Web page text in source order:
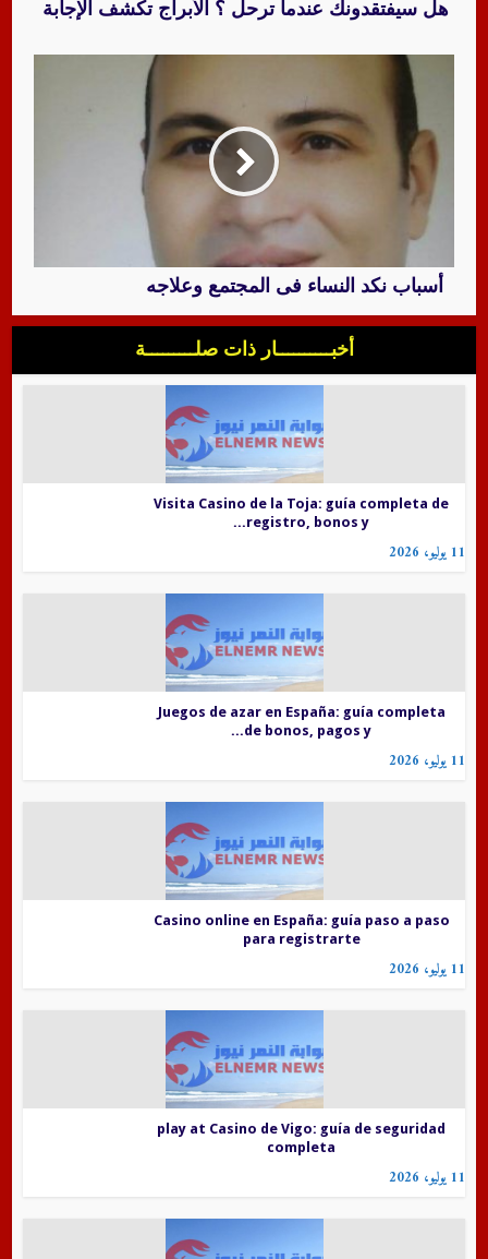
هل سيفتقدونك عندما ترحل ؟ الأبراج تكشف الإجابة
أسباب نكد النساء فى المجتمع وعلاجه
أخبــــــــــار ذات صلـــــــــة
Visita Casino de la Toja: guía completa de
registro, bonos y...
11 يوليو، 2026
Juegos de azar en España: guía completa
de bonos, pagos y...
11 يوليو، 2026
Casino online en España: guía paso a paso
para registrarte
11 يوليو، 2026
play at Casino de Vigo: guía de seguridad
completa
11 يوليو، 2026